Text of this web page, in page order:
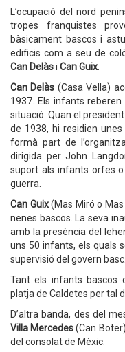
L’ocupació del nord
tropes franquistes
bàsicament bascos i
edificis com a seu de
Can Delàsi Can Guix
Can Delàs (Casa Vella)
1937. Els infants
situació. Quan el
de 1938, hi residien
formà part de
dirigida per John
suport als infants orfes
guerra.
Can Guix(Mas Miró o Mas
nenes bascos. La seva
amb la presència del
uns 50 infants, els quals
supervisió del govern basc.
Tant els infants bascos
platja de Caldetes per tal
D’altra banda, des del
Villa Mercedes(Can
del consolat de Mèxic.